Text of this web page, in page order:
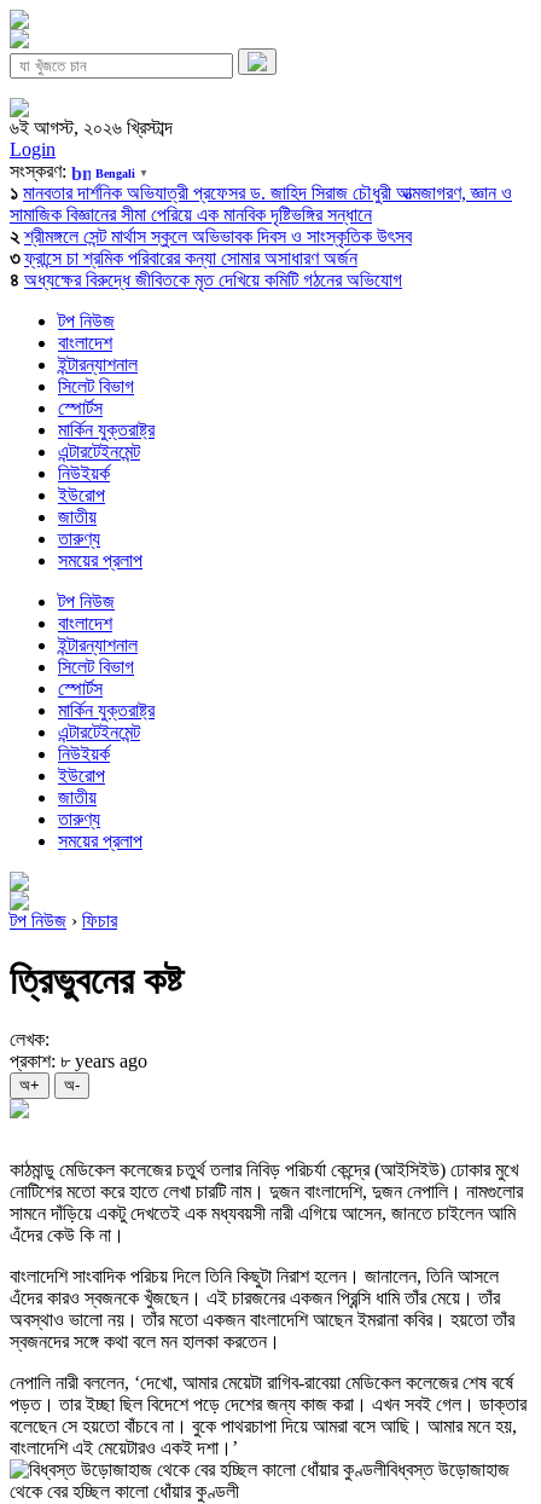
৬ই আগস্ট, ২০২৬ খ্রিস্টাব্দ
Login
সংস্করণ:
Bengali ▼
১ মানবতার দার্শনিক অভিযাত্রী প্রফেসর ড. জাহিদ সিরাজ চৌধুরী আত্মজাগরণ, জ্ঞান ও
সামাজিক বিজ্ঞানের সীমা পেরিয়ে এক মানবিক দৃষ্টিভঙ্গির সন্ধানে
২ শ্রীমঙ্গলে সেন্ট মার্থাস স্কুলে অভিভাবক দিবস ও সাংস্কৃতিক উৎসব
৩ ফ্রান্সে চা শ্রমিক পরিবারের কন্যা সোমার অসাধারণ অর্জন
৪ অধ্যক্ষের বিরুদ্ধে জীবিতকে মৃত দেখিয়ে কমিটি গঠনের অভিযোগ
টপ নিউজ
বাংলাদেশ
ইন্টারন্যাশনাল
সিলেট বিভাগ
স্পোর্টস
মার্কিন যুক্তরাষ্ট্র
এন্টারটেইনমেন্ট
নিউইয়র্ক
ইউরোপ
জাতীয়
তারুণ্য
সময়ের প্রলাপ
টপ নিউজ
বাংলাদেশ
ইন্টারন্যাশনাল
সিলেট বিভাগ
স্পোর্টস
মার্কিন যুক্তরাষ্ট্র
এন্টারটেইনমেন্ট
নিউইয়র্ক
ইউরোপ
জাতীয়
তারুণ্য
সময়ের প্রলাপ
টপ নিউজ › ফিচার
ত্রিভুবনের কষ্ট
লেখক:
প্রকাশ: ৮ years ago
অ+ অ-
কাঠমান্ডু মেডিকেল কলেজের চতুর্থ তলার নিবিড় পরিচর্যা কেন্দ্রে (আইসিইউ) ঢোকার মুখে
নোটিশের মতো করে হাতে লেখা চারটি নাম। দুজন বাংলাদেশি, দুজন নেপালি। নামগুলোর
সামনে দাঁড়িয়ে একটু দেখতেই এক মধ্যবয়সী নারী এগিয়ে আসেন, জানতে চাইলেন আমি
এঁদের কেউ কি না।
বাংলাদেশি সাংবাদিক পরিচয় দিলে তিনি কিছুটা নিরাশ হলেন। জানালেন, তিনি আসলে
এঁদের কারও স্বজনকে খুঁজছেন। এই চারজনের একজন প্রিন্সি ধামি তাঁর মেয়ে। তাঁর
অবস্থাও ভালো নয়। তাঁর মতো একজন বাংলাদেশি আছেন ইমরানা কবির। হয়তো তাঁর
স্বজনদের সঙ্গে কথা বলে মন হালকা করতেন।
নেপালি নারী বললেন, ‘দেখো, আমার মেয়েটা রাগিব-রাবেয়া মেডিকেল কলেজের শেষ বর্ষে
পড়ত। তার ইচ্ছা ছিল বিদেশে পড়ে দেশের জন্য কাজ করা। এখন সবই গেল। ডাক্তার
বলেছেন সে হয়তো বাঁচবে না। বুকে পাথরচাপা দিয়ে আমরা বসে আছি। আমার মনে হয়,
বাংলাদেশি এই মেয়েটারও একই দশা।’
বিধ্বস্ত উড়োজাহাজ
থেকে বের হচ্ছিল কালো ধোঁয়ার কুণ্ডলী